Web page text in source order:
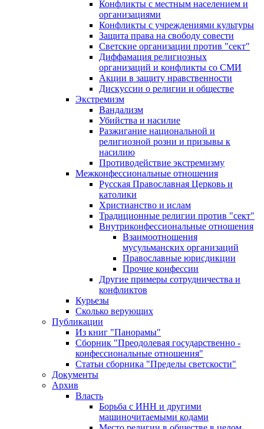
Конфликты с местным населением и
организациями
Конфликты с учреждениями культуры
Защита права на свободу совести
Светские организации против "сект"
Диффамация религиозных
организаций и конфликты со СМИ
Акции в защиту нравственности
Дискуссии о религии и обществе
Экстремизм
Вандализм
Убийства и насилие
Разжигание национальной и
религиозной розни и призывы к
насилию
Противодействие экстремизму
Межконфессиональные отношения
Русская Православная Церковь и
католики
Христианство и ислам
Традиционные религии против "сект"
Внутриконфессиональные отношения
Взаимоотношения
мусульманских организаций
Православные юрисдикции
Прочие конфессии
Другие примеры сотрудничества и
конфликтов
Курьезы
Сколько верующих
Публикации
Из книг "Панорамы"
Сборник "Преодолевая государственно -
конфессиональные отношения"
Статьи сборника "Пределы светскости"
Документы
Архив
Власть
Борьба с ИНН и другими
машиночитаемыми кодами